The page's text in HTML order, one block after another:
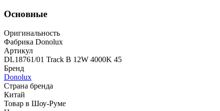
Основные
Оригинальность
Фабрика Donolux
Артикул
DL18761/01 Track B 12W 4000K 45
Бренд
Donolux
Страна бренда
Китай
Товар в Шоу-Руме